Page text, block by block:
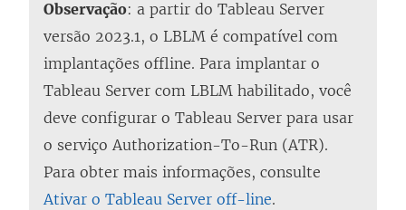
Observação: a partir do Tableau Server
versão 2023.1, o LBLM é compatível com
implantações offline. Para implantar o
Tableau Server com LBLM habilitado, você
deve configurar o Tableau Server para usar
o serviço Authorization-To-Run (ATR).
Para obter mais informações, consulte
Ativar o Tableau Server off-line.